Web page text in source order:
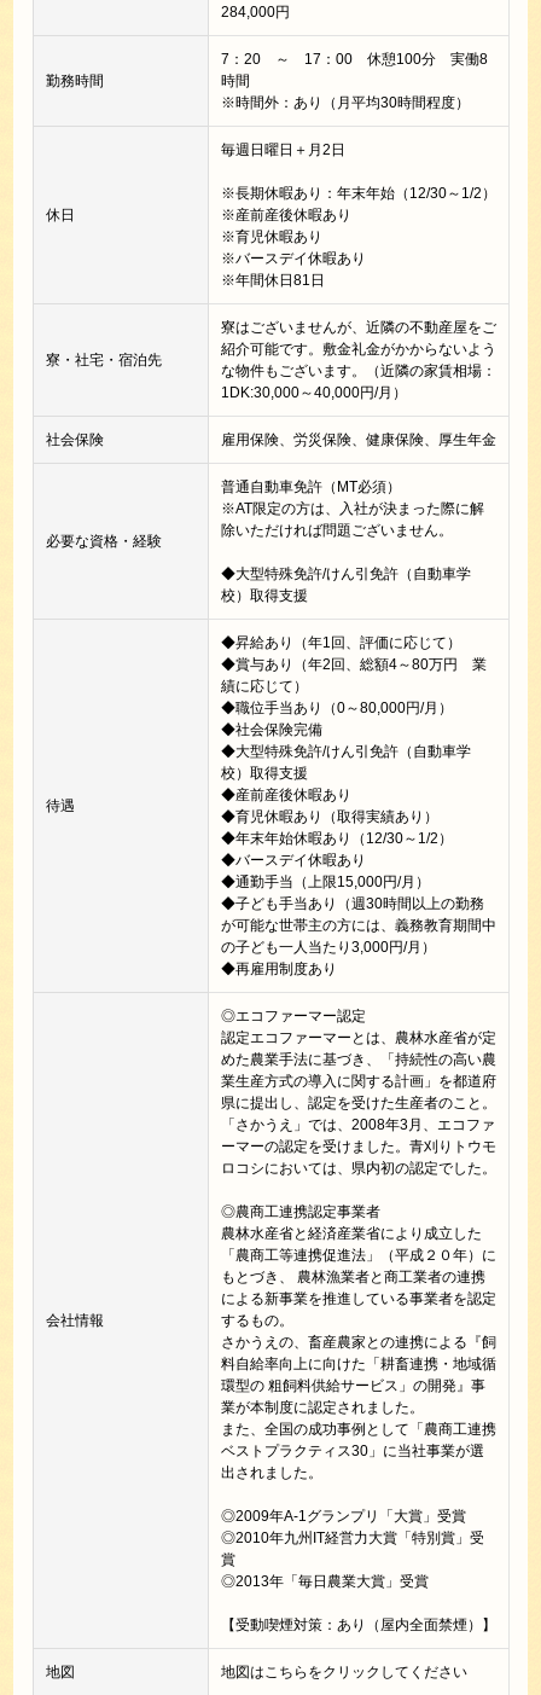
284,000円
勤務時間
7：20 ～ 17：00 休憩100分 実働8
時間
※時間外：あり（月平均30時間程度）
休日
毎週日曜日＋月2日
※長期休暇あり：年末年始（12/30～1/2）
※産前産後休暇あり
※育児休暇あり
※バースデイ休暇あり
※年間休日81日
寮・社宅・宿泊先
寮はございませんが、近隣の不動産屋をご
紹介可能です。敷金礼金がかからないよう
な物件もございます。（近隣の家賃相場：
1DK:30,000～40,000円/月）
社会保険 雇用保険、労災保険、健康保険、厚生年金
必要な資格・経験
普通自動車免許（MT必須）
※AT限定の方は、入社が決まった際に解
除いただければ問題ございません。
◆大型特殊免許/けん引免許（自動車学
校）取得支援
待遇
◆昇給あり（年1回、評価に応じて）
◆賞与あり（年2回、総額4～80万円 業
績に応じて）
◆職位手当あり（0～80,000円/月）
◆社会保険完備
◆大型特殊免許/けん引免許（自動車学
校）取得支援
◆産前産後休暇あり
◆育児休暇あり（取得実績あり）
◆年末年始休暇あり（12/30～1/2）
◆バースデイ休暇あり
◆通勤手当（上限15,000円/月）
◆子ども手当あり（週30時間以上の勤務
が可能な世帯主の方には、義務教育期間中
の子ども一人当たり3,000円/月）
◆再雇用制度あり
会社情報
◎エコファーマー認定
認定エコファーマーとは、農林水産省が定
めた農業手法に基づき、「持続性の高い農
業生産方式の導入に関する計画」を都道府
県に提出し、認定を受けた生産者のこと。
「さかうえ」では、2008年3月、エコファ
ーマーの認定を受けました。青刈りトウモ
ロコシにおいては、県内初の認定でした。
◎農商工連携認定事業者
農林水産省と経済産業省により成立した
「農商工等連携促進法」（平成２０年）に
もとづき、 農林漁業者と商工業者の連携
による新事業を推進している事業者を認定
するもの。
さかうえの、畜産農家との連携による『飼
料自給率向上に向けた「耕畜連携・地域循
環型の 粗飼料供給サービス」の開発』事
業が本制度に認定されました。
また、全国の成功事例として「農商工連携
ベストプラクティス30」に当社事業が選
出されました。
◎2009年A-1グランプリ「大賞」受賞
◎2010年九州IT経営力大賞「特別賞」受
賞
◎2013年「毎日農業大賞」受賞
【受動喫煙対策：あり（屋内全面禁煙）】
地図 地図はこちらをクリックしてください